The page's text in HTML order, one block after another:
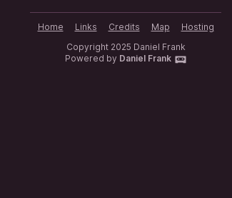
Home Links Credits Map
Hosting
Copyright 2025 Daniel Frank
Powered by Daniel Frank